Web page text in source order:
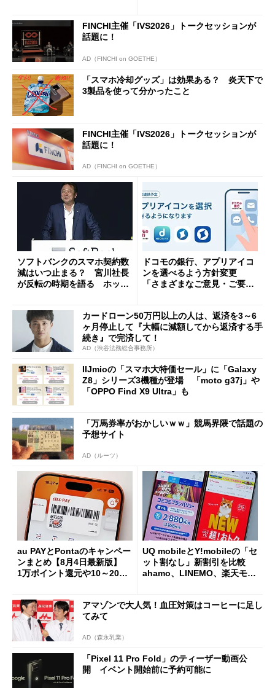
FINCHI主催「IVS2026」トークセッションが
話題に！
AD（FINCHI on GOETHE）
「スマホ冷却グッズ」は効果ある？ 炎天下で
3製品を使って分かったこと
FINCHI主催「IVS2026」トークセッションが
話題に！
AD（FINCHI on GOETHE）
ソフトバンクのスマホ契約数
減はいつ止まる？ 宮川社長
が反転の時期を語る ホッピ
ドコモの銀行、アプリアイコ
ンを選べるよう方針変更
「さまざまなご意見・ご要望
カードローン50万円以上の人は、返済を3～6
ヶ月停止して『大幅に減額してから返済する手
続き』で完済して！
AD（渋谷法務総合事務所）
IIJmioの「スマホ大特価セール」に「Galaxy
Z8」シリーズ3機種が登場 「moto g37j」や
「OPPO Find X9 Ultra」も
「万馬券率がおかしいｗｗ」競馬界隈で話題の
予想サイト
AD（ルーツ）
au PAYとPontaのキャンペー
ンまとめ【8月4日最新版】
1万ポイント還元や10～20％
UQ mobileとY!mobileの「セ
ット割なし」新割引を比較
ahamo、LINEMO、楽天モバ
アマゾンで大人気！血圧対策はコーヒーに足し
てみて
AD（森永乳業）
「Pixel 11 Pro Fold」のティーザー動画公
開 イベント開始前に予約可能に